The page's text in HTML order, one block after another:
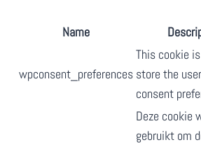
Name
wpconsent_preferences
This cookie
store the
consent
Deze cookie
gebruikt om